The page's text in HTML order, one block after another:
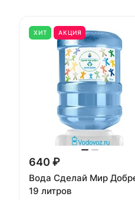
ХИТ АКЦИЯ
640 ₽
Вода Сделай Мир
19 литров